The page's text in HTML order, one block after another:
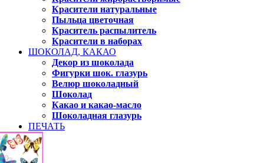
Красители натуральные
Пыльца цветочная
Краситель распылитель
Красители в наборах
ШОКОЛАД, КАКАО
Декор из шоколада
Фигурки шок. глазурь
Велюр шоколадный
Шоколад
Какао и какао-масло
Шоколадная глазурь
ПЕЧАТЬ